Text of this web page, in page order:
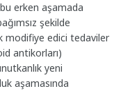
erken aşamada
şekilde
modifiye edici tedaviler
antikorları)
yeni
aşamasında